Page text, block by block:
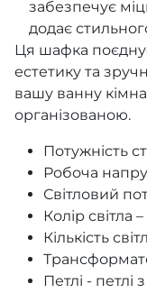
забезпечує
додає
Ця шафка
естетику та
вашу ванну
організованою.
Потужність
Робоча
Світловий
Колір світла
Кількість
Петлі -